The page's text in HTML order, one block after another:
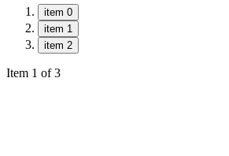
item 0
item 1
item 2
Item 1 of 3